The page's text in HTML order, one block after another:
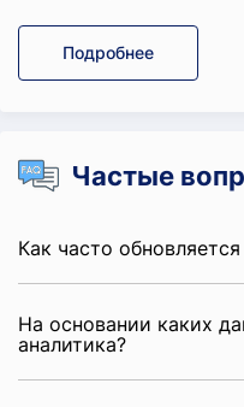
Подробнее
Частые
Как часто
На основании каких
аналитика?